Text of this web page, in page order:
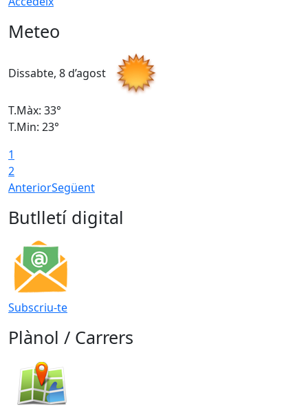
Meteo
Dissabte, 8 d’agost
T.Màx: 33°
T.Min: 23°
1
2
AnteriorSegüent
Butlletí digital
Subscriu-te
Plànol / Carrers